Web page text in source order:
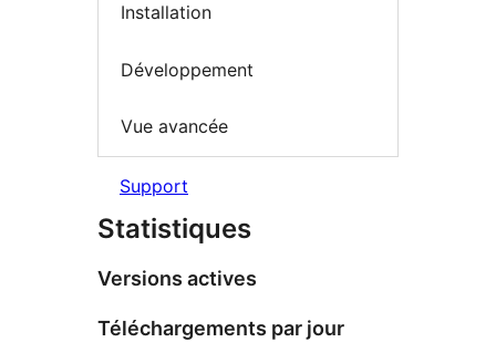
Installation
Développement
Vue avancée
Support
Statistiques
Versions actives
Téléchargements par jour